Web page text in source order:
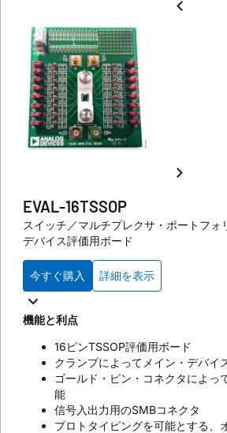
EVAL-16TSSOP
スイッチ／マルチプレクサ・ポートフォ
デバイス評価用ボード
今すぐ購入 詳細を表示
機能と利点
16ピンTSSOP評価用ボード
クランプによってメイン・デバイ
ゴールド・ピン・コネクタによっ
能
信号入出力用のSMBコネクタ
プロトタイピングを可能とする、